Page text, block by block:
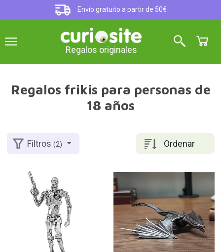
Envío gratuito a partir de 50€
Regalos originales
Regalos frikis para personas de
18 años
Ordenar
Filtros(2)